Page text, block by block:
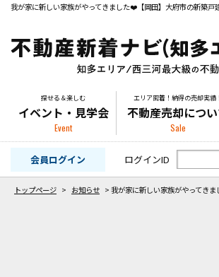
探せる＆楽しむ
イベント・見学会
Event
エリア密着！納得の売却実績！
不動産売却につ
Sale
会員ログイン
ログインID
トップページ > お知らせ > 我が家に新しい家族がやってき